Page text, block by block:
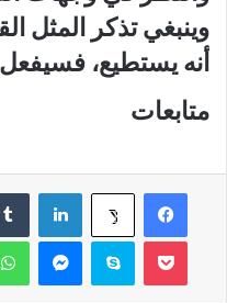
وينبغي تذكر المثل
أنه يستطيع،
متابعات
فيسبوك ‫X لينكدإن
سكايب